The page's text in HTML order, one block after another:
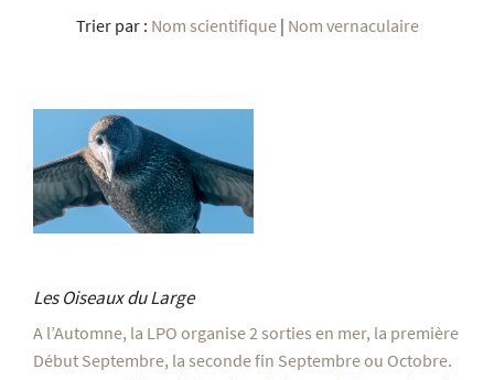
Trier par : Nom scientifique| Nom vernaculaire
Les Oiseaux du Large
A l’Automne, la LPO organise 2 sorties en mer, la première
Début Septembre, la seconde fin Septembre ou Octobre.